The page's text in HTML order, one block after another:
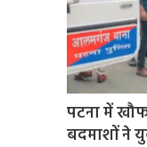
पटना में
बदमाशों ने